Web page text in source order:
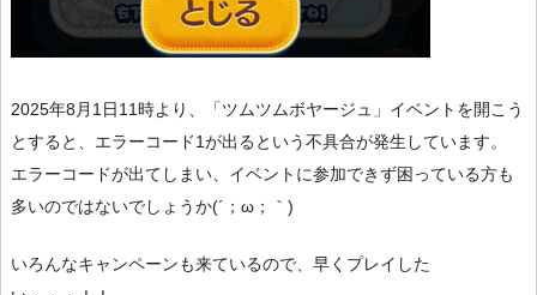
2025年8月1日11時より、「ツムツムボヤージュ」イベントを開こう
とすると、エラーコード1が出るという不具合が発生しています。
エラーコードが出てしまい、イベントに参加できず困っている方も
多いのではないでしょうか(´；ω；｀)
いろんなキャンペーンも来ているので、早くプレイした